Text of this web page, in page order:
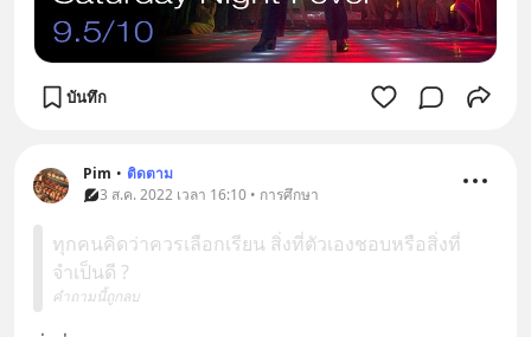
บันทึก
Pim • ติดตาม
3 ส.ค. 2022 เวลา 16:10 • การศึกษา
ทุกคนคิดว่าควรเลือกเรียน สิ่งที่ตัวเองชอบหรือสิ่งที่
จำเป็นดี ?
คำถามนี้ถูกลบ